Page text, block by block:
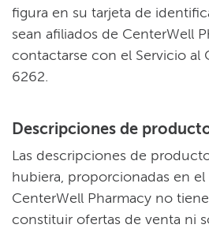
figura en su tarjeta de
sean afiliados de CenterWell
contactarse con el Servicio
6262.​​
Descripciones de
Las descripciones de
hubiera, proporcionadas en
CenterWell Pharmacy no
constituir ofertas de venta ni